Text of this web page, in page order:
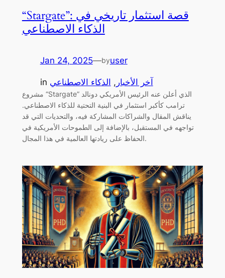
“Stargate”: قصة استثمار تاريخي في
الذكاء الاصطناعي
Jan 24, 2025—byuser
in آخر الأخبار , الذكاء الاصطناعي
مشروع “Stargate” الذي أعلن عنه الرئيس الأمريكي دونالد
ترامب كأكبر استثمار في البنية التحتية للذكاء الاصطناعي.
يناقش المقال والشراكات المشاركة فيه، والتحديات التي قد
تواجهه في المستقبل، بالإضافة إلى الطموحات الأمريكية في
الحفاظ على ريادتها العالمية في هذا المجال.